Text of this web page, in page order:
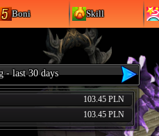
Boni Skill
- last 30 days
103.45 PLN
103.45 PLN